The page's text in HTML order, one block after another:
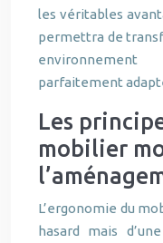
les véritables
permettra de
parfaitement
Les
mobilier
L’ergonomie du
hasard mais